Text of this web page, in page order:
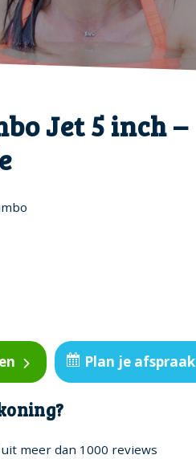
Jet 5 inch –
Plan je afspraak
meer dan 1000 reviews